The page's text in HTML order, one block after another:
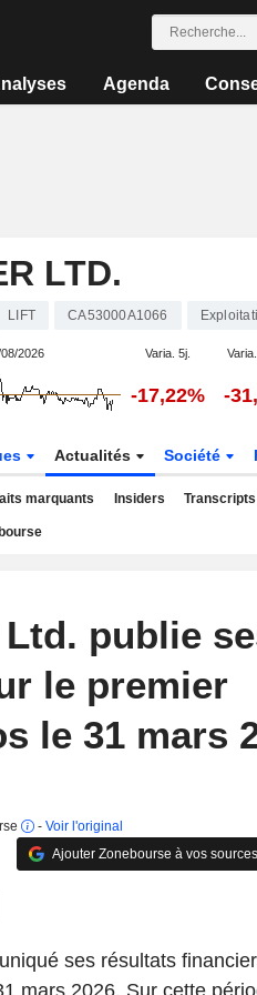
Agenda
LTD.
LIFT CA53000A1066
2026 Varia. 5j.
-17,22% -
Actualités Société
marquants Insiders Transcripts
publie
le premier
le 31 mars
- Voir l'original
Ajouter Zonebourse à vos sources
ses résultats